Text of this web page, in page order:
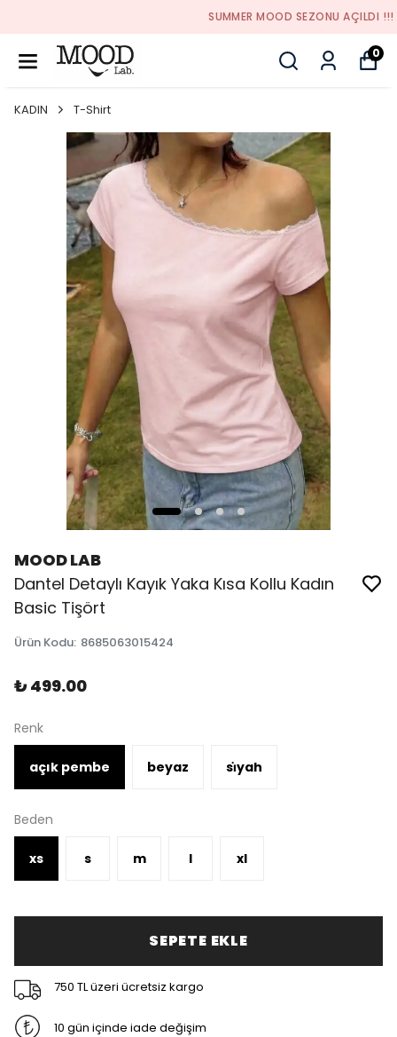
SUMMER MOOD SEZONU AÇILDI !!!
0
KADIN T-Shirt
MOOD LAB
Dantel Detaylı Kayık Yaka Kısa Kollu Kadın
Basic Tişört
Ürün Kodu: 8685063015424
₺ 499.00
Renk
açık pembe beyaz si̇yah
Beden
xs s m l xl
SEPETE EKLE
750 TL üzeri ücretsiz kargo
10 gün içinde iade değişim